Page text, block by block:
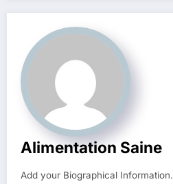
Alimentation Saine
Add your Biographical Information.